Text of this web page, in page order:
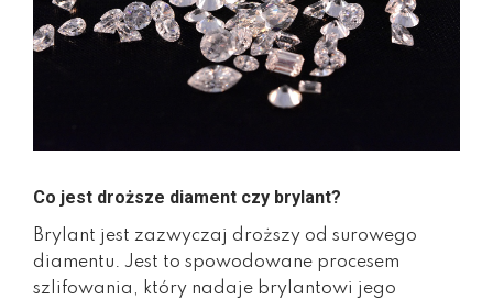
Co jest droższe diament czy brylant?
Brylant jest zazwyczaj droższy od surowego
diamentu. Jest to spowodowane procesem
szlifowania, który nadaje brylantowi jego